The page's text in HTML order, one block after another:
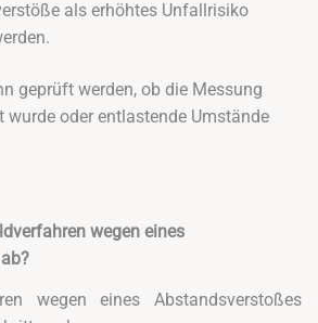
als erhöhtes Unfallrisiko
geprüft werden, ob die Messung
wurde oder entlastende Umstände
wegen eines
wegen eines Abstandsverstoßes